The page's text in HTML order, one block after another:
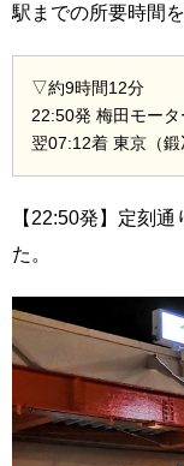
駅までの所要時間
▽約9時間12分
22:50発 梅田モー
翌07:12着 東京（鍛
【22:50発】定刻
た。